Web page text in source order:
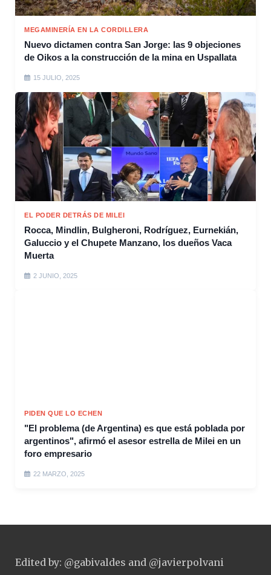
MEGAMINERÍA EN LA CORDILLERA
Nuevo dictamen contra San Jorge: las 9 objeciones
de Oikos a la construcción de la mina en Uspallata
15 JULIO, 2025
EL PODER DETRÁS DE MILEI
Rocca, Mindlin, Bulgheroni, Rodríguez, Eurnekián,
Galuccio y el Chupete Manzano, los dueños Vaca
Muerta
2 JUNIO, 2025
PIDEN QUE LO ECHEN
"El problema (de Argentina) es que está poblada por
argentinos", afirmó el asesor estrella de Milei en un
foro empresario
22 MARZO, 2025
Edited by: @gabivaldes and @javierpolvani